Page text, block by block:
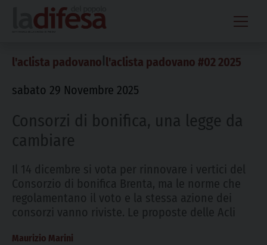
content
l'aclista padovano l'aclista padovano #02 2025
sabato 29 Novembre 2025
Consorzi di bonifica, una legge da
cambiare
Il 14 dicembre si vota per rinnovare i vertici del
Consorzio di bonifica Brenta, ma le norme che
regolamentano il voto e la stessa azione dei
consorzi vanno riviste. Le proposte delle Acli
Maurizio Marini